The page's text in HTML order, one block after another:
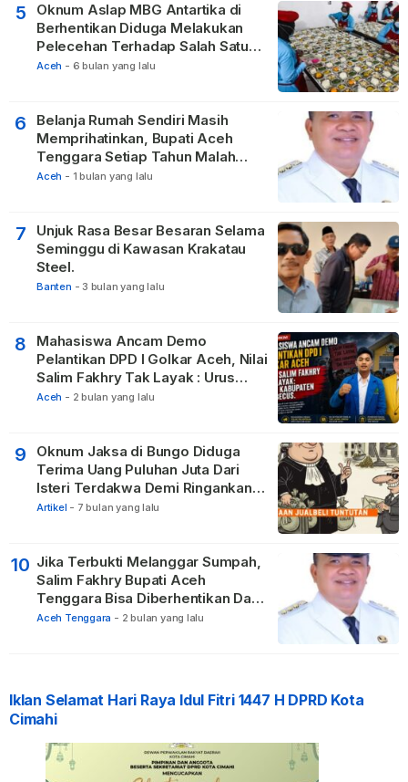
5
Oknum Aslap MBG Antartika di
Berhentikan Diduga Melakukan
Pelecehan Terhadap Salah Satu
Relawan
Aceh - 6 bulan yang lalu
6
Belanja Rumah Sendiri Masih
Memprihatinkan, Bupati Aceh
Tenggara Setiap Tahun Malah
Membangun Pasilitas Rumah
Aceh - 1 bulan yang lalu
7
Unjuk Rasa Besar Besaran Selama
Seminggu di Kawasan Krakatau
Steel.
Banten - 3 bulan yang lalu
8
Mahasiswa Ancam Demo
Pelantikan DPD I Golkar Aceh, Nilai
Salim Fakhry Tak Layak : Urus
Kabupaten Tak Becus.
Aceh - 2 bulan yang lalu
9
Oknum Jaksa di Bungo Diduga
Terima Uang Puluhan Juta Dari
Isteri Terdakwa Demi Ringankan
Hukuman
Artikel - 7 bulan yang lalu
10 Jika Terbukti Melanggar Sumpah,
Salim Fakhry Bupati Aceh
Tenggara Bisa Diberhentikan Dari
Jabatannya
Aceh Tenggara - 2 bulan yang lalu
Iklan Selamat Hari Raya Idul Fitri 1447 H DPRD Kota
Cimahi